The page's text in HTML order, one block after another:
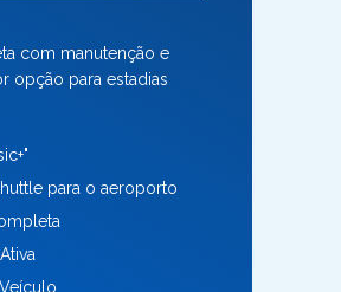
com manutenção e
opção para estadias
para o aeroporto